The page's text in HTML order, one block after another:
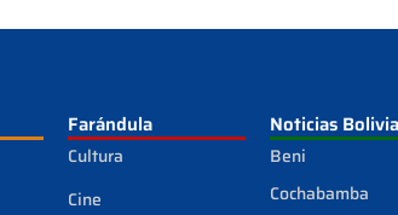
Farándula
Cultura
Cine
Noticias Bolivia
Beni
Cochabamba